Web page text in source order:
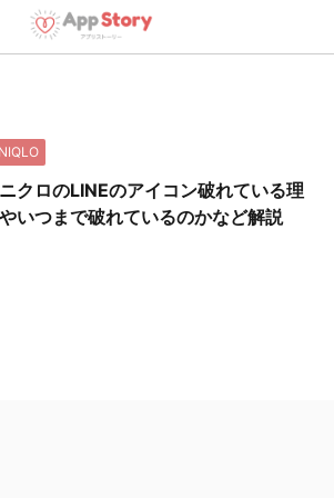
クロのLINEのアイコン破れている理
いつまで破れているのかなど解説